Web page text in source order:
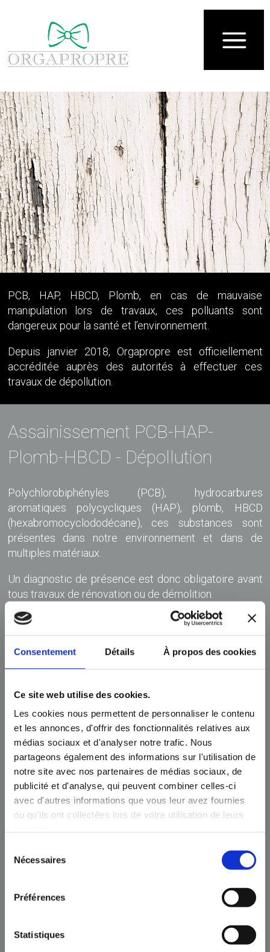
Consentement Détails À propos des cookies
Ce site web utilise des cookies.
Les cookies nous permettent de personnaliser le contenu
et les annonces, d'offrir des fonctionnalités relatives aux
médias sociaux et d'analyser notre trafic. Nous
partageons également des informations sur l'utilisation de
notre site avec nos partenaires de médias sociaux, de
publicité et d'analyse, qui peuvent combiner celles-ci
avec d'autres informations que vous leur avez fournies
ou qu'ils ont collectées lors de votre utilisation de leurs
Nécessaires
Préférences
Statistiques
PCB, HAP, HBCD, Plomb, en cas de mauvaise
manipulation lors de travaux, ces polluants sont
dangereux pour la santé et l’environnement.
Depuis janvier 2018, Orgapropre est officiellement
accréditée auprès des autorités à effectuer ces
travaux de dépollution.
Assainissement PCB-HAP-
Plomb-HBCD - Dépollution
Polychlorobiphényles (PCB), hydrocarbures
aromatiques polycycliques (HAP), plomb, HBCD
(hexabromocyclododécane), ces substances sont
présentes dans notre environnement et dans de
multiples matériaux.
Un diagnostic de présence est donc obligatoire avant
tous travaux de rénovation ou de démolition.
En cas de résultat positif, les travaux sur les matériaux
contaminés doivent impérativement être réalisés par
une entreprise agréée par les autorités.
réussi avec succès la formation et certification « ETI-
Elaboration d’annonce SUVA et PRC pour envoi aux